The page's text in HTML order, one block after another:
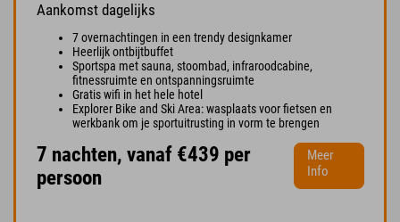
Aankomst dagelijks
7 overnachtingen in een trendy designkamer
Heerlijk ontbijtbuffet
Sportspa met sauna, stoombad, infraroodcabine,
fitnessruimte en ontspanningsruimte
Gratis wifi in het hele hotel
Explorer Bike and Ski Area: wasplaats voor fietsen en
werkbank om je sportuitrusting in vorm te brengen
7 nachten, vanaf €439 per
persoon
Meer
Info